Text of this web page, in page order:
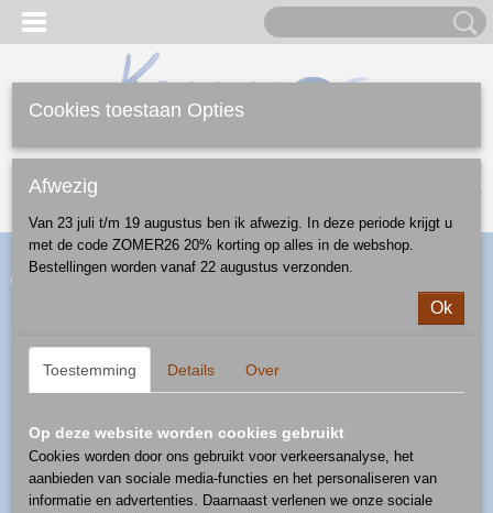
(0)
Home >Webshop>Mokken>mok 0,4 l> mok 0,4 l - patroon
pauwoog
Cookies toestaan Opties
Afwezig
Van 23 juli t/m 19 augustus ben ik afwezig. In deze periode krijgt u
met de code ZOMER26 20% korting op alles in de webshop.
Bestellingen worden vanaf 22 augustus verzonden.
Ok
Toestemming Details Over
Op deze website worden cookies gebruikt
Cookies worden door ons gebruikt voor verkeersanalyse, het
aanbieden van sociale media-functies en het personaliseren van
informatie en advertenties. Daarnaast verlenen we onze sociale